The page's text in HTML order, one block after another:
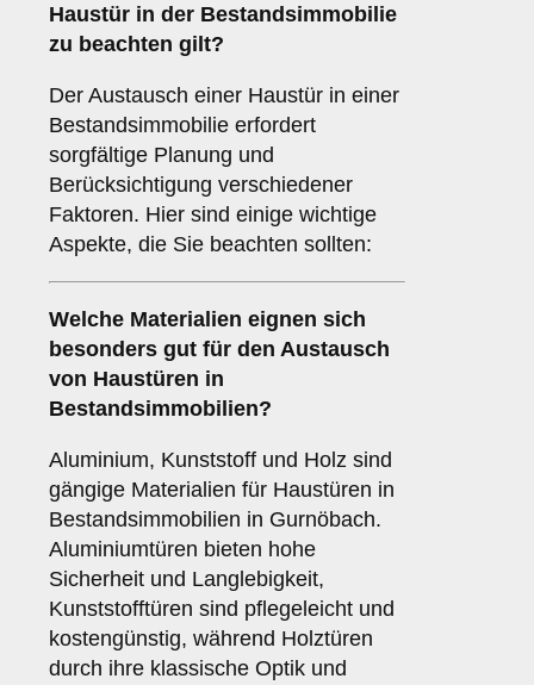
Haustür in der Bestandsimmobilie
zu beachten gilt?
Der Austausch einer Haustür in einer
Bestandsimmobilie erfordert
sorgfältige Planung und
Berücksichtigung verschiedener
Faktoren. Hier sind einige wichtige
Aspekte, die Sie beachten sollten:
Welche Materialien eignen sich
besonders gut für den Austausch
von Haustüren in
Bestandsimmobilien?
Aluminium, Kunststoff und Holz sind
gängige Materialien für Haustüren in
Bestandsimmobilien in Gurnöbach.
Aluminiumtüren bieten hohe
Sicherheit und Langlebigkeit,
Kunststofftüren sind pflegeleicht und
kostengünstig, während Holztüren
durch ihre klassische Optik und